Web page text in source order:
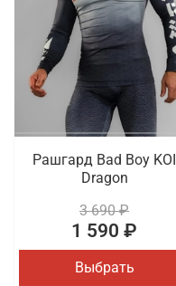
Рашгард Bad Boy KOI
Dragon
3 690 ₽
1 590 ₽
Выбрать